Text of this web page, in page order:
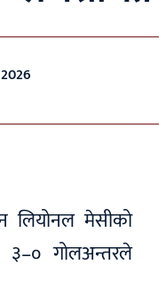
लियोनल मेसीको
३–० गोलअन्तरले